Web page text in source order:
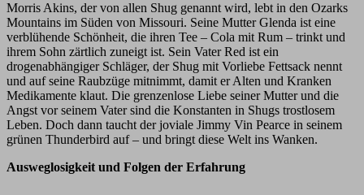
Morris Akins, der von allen Shug genannt wird, lebt in den Ozarks
Mountains im Süden von Missouri. Seine Mutter Glenda ist eine
verblühende Schönheit, die ihren Tee – Cola mit Rum – trinkt und
ihrem Sohn zärtlich zuneigt ist. Sein Vater Red ist ein
drogenabhängiger Schläger, der Shug mit Vorliebe Fettsack nennt
und auf seine Raubzüge mitnimmt, damit er Alten und Kranken
Medikamente klaut. Die grenzenlose Liebe seiner Mutter und die
Angst vor seinem Vater sind die Konstanten in Shugs trostlosem
Leben. Doch dann taucht der joviale Jimmy Vin Pearce in seinem
grünen Thunderbird auf – und bringt diese Welt ins Wanken.
Ausweglosigkeit und Folgen der Erfahrung